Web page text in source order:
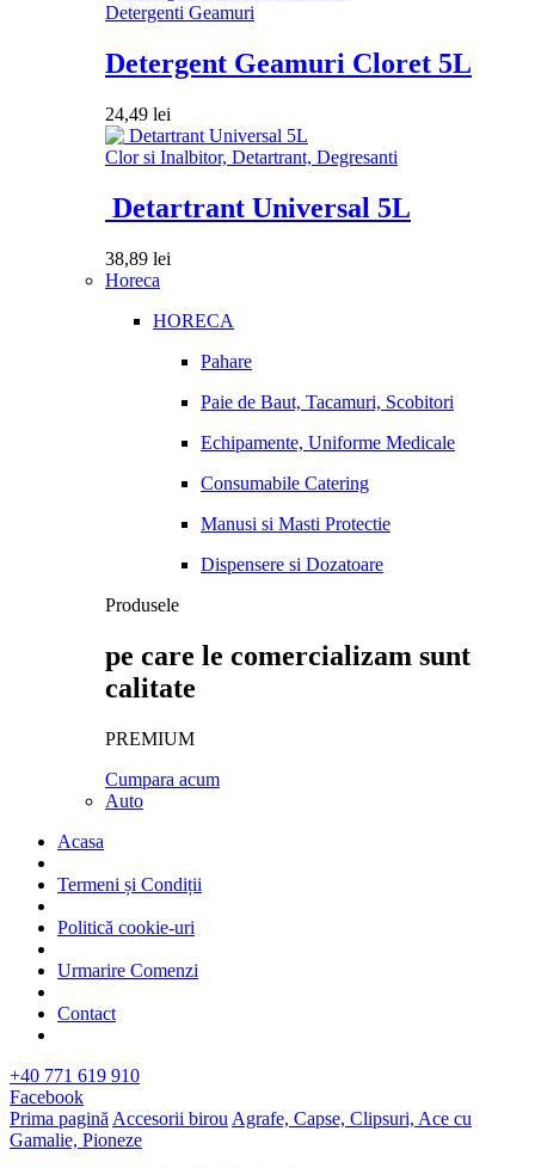
Detergenti Geamuri
Detergent Geamuri Cloret 5L
24,49 lei
Clor si Inalbitor, Detartrant, Degresanti
Detartrant Universal 5L
38,89 lei
Horeca
HORECA
Pahare
Paie de Baut, Tacamuri, Scobitori
Echipamente, Uniforme Medicale
Consumabile Catering
Manusi si Masti Protectie
Dispensere si Dozatoare
Produsele
pe care le comercializam sunt
calitate
PREMIUM
Cumpara acum
Auto
Acasa
Termeni și Condiții
Politică cookie-uri
Urmarire Comenzi
Contact
+40 771 619 910
Facebook
Prima pagină Accesorii birou Agrafe, Capse, Clipsuri, Ace cu
Gamalie, Pioneze